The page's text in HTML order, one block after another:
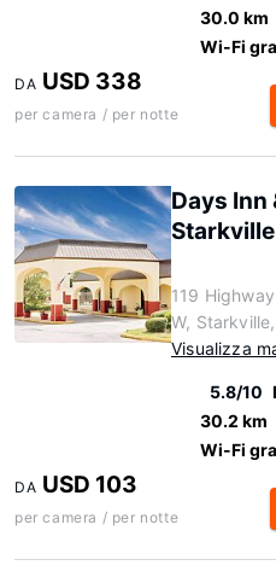
30.0 km
Wi-Fi
DA USD 338
per camera / per notte
Days Inn
Starkville
119
W,
Visualizza
5.8/10
30.2 km
Wi-Fi
DA USD 103
per camera / per notte